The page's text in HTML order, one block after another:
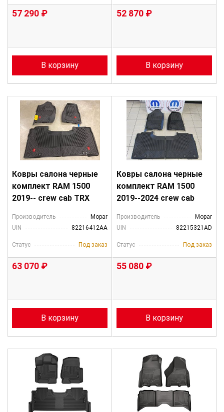
57 290 ₽
В корзину
52 870 ₽
В корзину
Ковры салона черные
комплект RAM 1500
2019-- crew cab TRX
Производитель
Mopar
UIN
82216412AA
Статус Под заказ
63 070 ₽
В корзину
Ковры салона черные
комплект RAM 1500
2019--2024 crew cab
Производитель
Mopar
UIN
82215321AD
Статус Под заказ
55 080 ₽
В корзину